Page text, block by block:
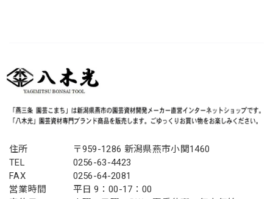
住所
〒959-1286 新潟県燕市小関1460
TEL
0256-63-4423
FAX
0256-64-2081
営業時間
平日 9：00-17：00